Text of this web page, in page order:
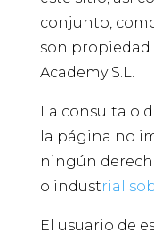
conjunto,
son propiedad
Academy S.L.
La consulta o
la página no
ningún
o industrial
El usuario de